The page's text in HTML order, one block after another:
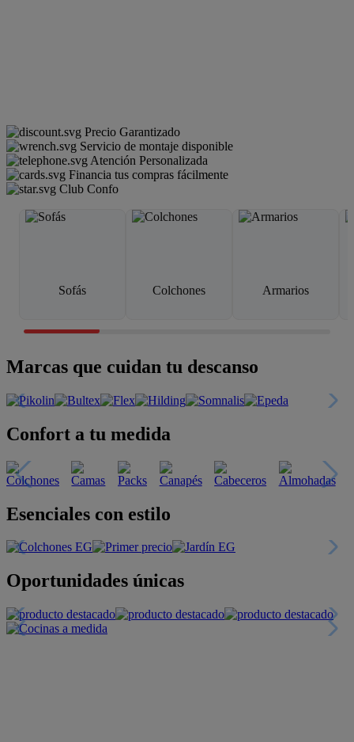
Precio Garantizado
Servicio de montaje disponible
Atención Personalizada
Financia tus compras fácilmente
Club Confo
Sofás Colchones Armarios
Marcas que cuidan tu descanso
Confort a tu medida
Esenciales con estilo
Oportunidades únicas